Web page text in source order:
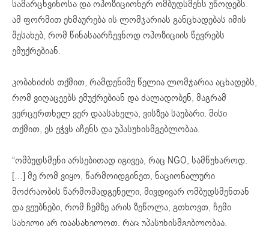
სამარცხვინოსა და ოპოზიციონერ ომბუდსმენს უწოდებს.
ამ ფორმით ეხმაურება ის ლომჯარიას განცხადებას იმის
შესახებ, რომ წინასაარჩევნოდ ოპოზიციის წევრებს
ემუქრებიან.
კობახიძის თქმით, რამდენიმე წელია ლომჯარია აცხადებს,
რომ ვიღაცეებს ემუქრებიან და ძალადობენ, მაგრამ
ვერცერთხელ ვერ დაასახელა, ვისზეა საუბარი. მისი
თქმით, ეს ეჭვს აჩენს და უპასუხისმგებლობაა.
“ომბუდსმენი არსებითად იგივეა, რაც NGO, სამწუხაროდ.
[…] მე რომ ვიყო, წარმოიდგინეთ, ნაციონალური
მოძრაობის წარმომადგენელი, მივდივარ ომბუდსმენთან
და ვეუბნები, რომ ჩემზე არის ზეწოლა, გთხოვთ, ჩემი
სახელი არ დაასახელოთ, რაც უპასუხისმგებლობაა.